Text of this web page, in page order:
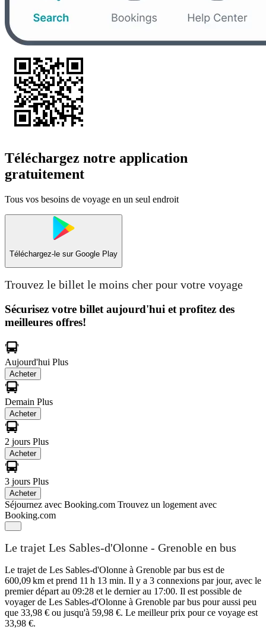
Téléchargez notre application
gratuitement
Tous vos besoins de voyage en un seul endroit
Téléchargez-le sur Google Play
Trouvez le billet le moins cher pour votre voyage
Sécurisez votre billet aujourd'hui et profitez des
meilleures offres!
Aujourd'hui Plus
Acheter
Demain Plus
Acheter
2 jours Plus
Acheter
3 jours Plus
Acheter
Séjournez avec Booking.com Trouvez un logement avec
Booking.com
Le trajet Les Sables-d'Olonne - Grenoble en bus
Le trajet de Les Sables-d'Olonne à Grenoble par bus est de
600,09 km et prend 11 h 13 min. Il y a 3 connexions par jour, avec le
premier départ au 09:28 et le dernier au 17:00. Il est possible de
voyager de Les Sables-d'Olonne à Grenoble par bus pour aussi peu
que 33,98 € ou jusqu'à 59,98 €. Le meilleur prix pour ce voyage est
33,98 €.